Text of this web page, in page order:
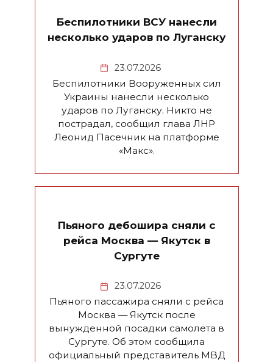
Беспилотники ВСУ нанесли
несколько ударов по Луганску
23.07.2026
Беспилотники Вооруженных сил
Украины нанесли несколько
ударов по Луганску. Никто не
пострадал, сообщил глава ЛНР
Леонид Пасечник на платформе
«Макс».
Пьяного дебошира сняли с
рейса Москва — Якутск в
Сургуте
23.07.2026
Пьяного пассажира сняли с рейса
Москва — Якутск после
вынужденной посадки самолета в
Сургуте. Об этом сообщила
официальный представитель МВД